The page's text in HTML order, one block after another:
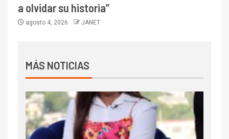
a olvidar su historia”
agosto 4, 2026 JANET
MÁS NOTICIAS